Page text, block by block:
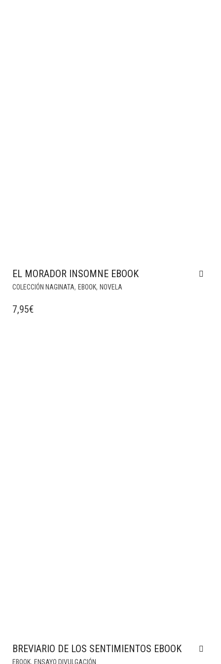
EL MORADOR INSOMNE EBOOK
COLECCIÓN NAGINATA, EBOOK, NOVELA
7,95€
BREVIARIO DE LOS SENTIMIENTOS EBOOK
EBOOK, ENSAYO DIVULGACIÓN